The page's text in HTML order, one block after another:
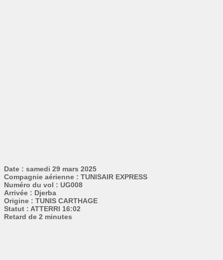
Date : samedi 29 mars 2025
Compagnie aérienne : TUNISAIR EXPRESS
Numéro du vol : UG008
Arrivée : Djerba
Origine : TUNIS CARTHAGE
Statut : ATTERRI 16:02
Retard de 2 minutes